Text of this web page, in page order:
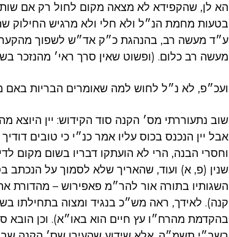
הא לן, שהקפידא לא מצאה מקום לחול רק אם
בטעות מחמת הנ״ל ולא חלי ולא מרגיש החילוק
ע״ד מעשה רב, בהנהגת כ״ק אד״ש לשפוך
מעשה רב כלום. (ופשוט שאין סרך ראי׳ מהנזכר
ועכ״פ, לא נ״ל לחוש למה שאומרים הבריות באם
שוב נתעוררתי מס׳ הקנה סוד הקידוש: יין היוצא
אבל יין הנכנס בכוס עליו אמר כנ״י כי טובים
וחסרי הבנה, הרי לא הועתקו דבריו בשום מקום
שנין (פ, א) ועוד, שהאריך שלא לסמוך על
השגותיו בתורה אור להר״מ פאפירוש –
קנה). לאידך, ראה מש״כ בנגיד ומצוה בתחילתו
בהקדמת מהרח״ו עץ חיים הוא באו״א). וכן